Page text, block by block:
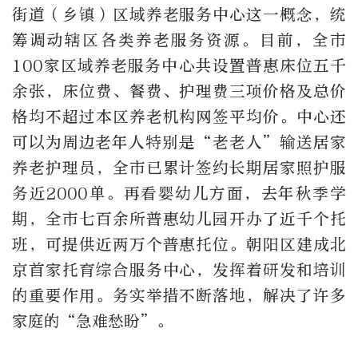
街道（乡镇）区域养老服务中心这一概念，统
筹调动辖区各类养老服务资源。目前，全市
100家区域养老服务中心共设置普惠床位五千
余张，床位费、餐费、护理费三项价格及总价
格均不超过本区养老机构网签平均价。中心还
可以为周边老年人特别是“老老人”输送居家
养老护理员，全市已累计签约长期居家照护服
务近2000单。再看婴幼儿方面，去年秋季学
期，全市七百余所普惠幼儿园开办了近千个托
班，可提供近两万个普惠托位。朝阳区建成北
京首家托育综合服务中心，发挥着研发和培训
的重要作用。务实举措不断落地，解决了许多
家庭的“急难愁盼”。